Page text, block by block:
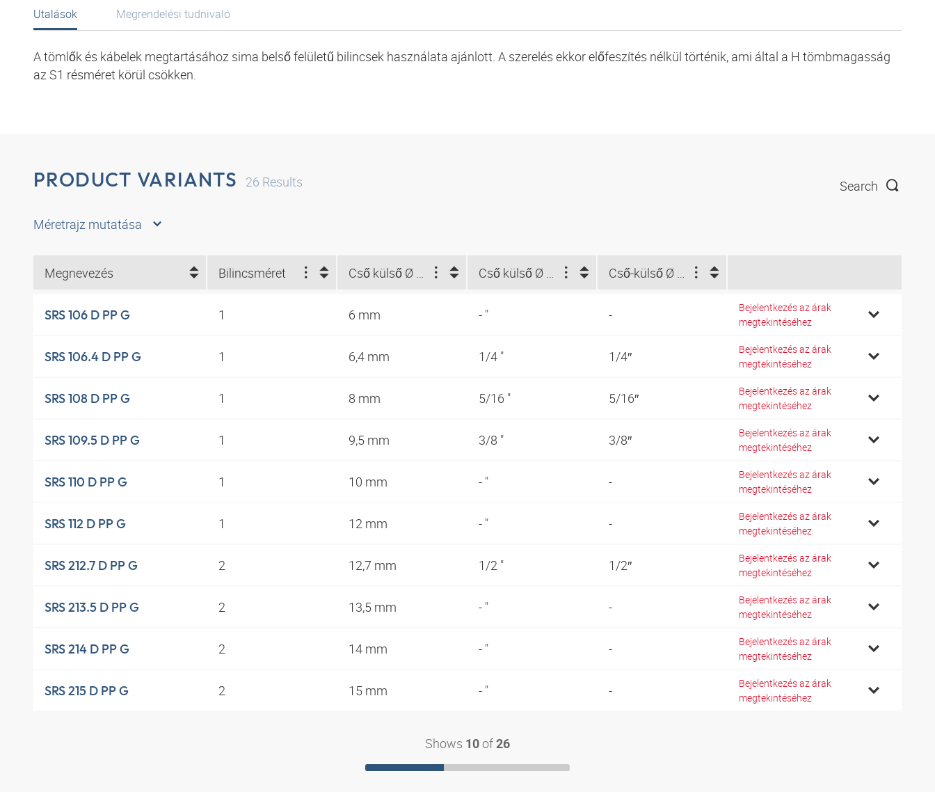
Utalások
A tömlők és kábelek megtartásához sima belső felületű bilincsek használata ajánlott. A szerelés ekkor előfeszítés nélkül történik, ami által a H tömbmagasság
az S1 résméret körül csökken.
Megrendelési tudnivaló
PRODUCT VARIANTS 26 Results Search
Méretrajz mutatása
Megnevezés Bilincsméret
SRS 106 D PP G 1 6 mm - " -
Bejelentkezés az árak
megtekintéséhez
SRS 106.4 D PP G 1 6,4 mm 1/4 " 1/4″
Bejelentkezés az árak
megtekintéséhez
SRS 108 D PP G 1 8 mm 5/16 " 5/16″
Bejelentkezés az árak
megtekintéséhez
SRS 109.5 D PP G 1 9,5 mm 3/8 " 3/8″
Bejelentkezés az árak
megtekintéséhez
SRS 110 D PP G 1 10 mm - " -
Bejelentkezés az árak
megtekintéséhez
SRS 112 D PP G 1 12 mm - " -
Bejelentkezés az árak
megtekintéséhez
SRS 212.7 D PP G 2 12,7 mm 1/2 " 1/2″
Bejelentkezés az árak
megtekintéséhez
SRS 213.5 D PP G 2 13,5 mm - " -
Bejelentkezés az árak
megtekintéséhez
SRS 214 D PP G 2 14 mm - " -
Bejelentkezés az árak
megtekintéséhez
SRS 215 D PP G 2 15 mm - " -
Bejelentkezés az árak
megtekintéséhez
Shows 10 of 26